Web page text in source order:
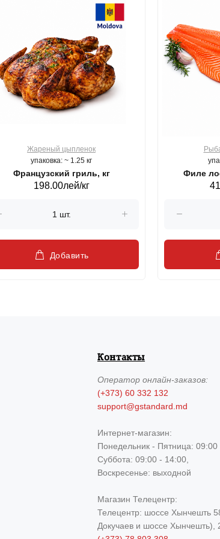
Жареный цыпленок
упаковка: ~ 1.25 кг
Французский гриль, кг
198.00лей/кг
Добавить
Филе
Контакты
Операторонлайн-заказов:
(+373) 60 332 132
support@gstandard.md
Интернет-магазин:
Понедельник - Пятница: 09:00
Суббота: 09:00 - 14:00,
Воскресенье: выходной
Магазин Телецентр:
Телецентр: шоссе Хынчешть
Докучаев и шоссе